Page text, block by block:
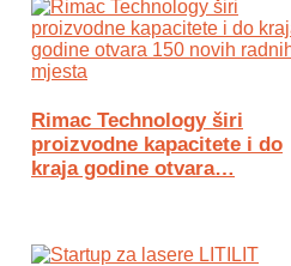
Rimac Technology širi
proizvodne kapacitete i do
kraja godine otvara…